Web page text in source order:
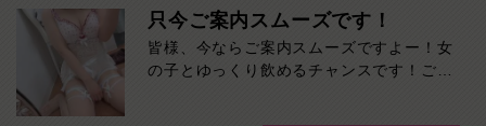
その笑顔は全ての男性を虜にすること間違
いなし♡
行列必至の女性になります！！！
お遊びはお早めに♡本日の出勤…12:00～
只今ご案内スムーズです！
皆様、今ならご案内スムーズですよー！女
の子とゆっくり飲めるチャンスです！ご来